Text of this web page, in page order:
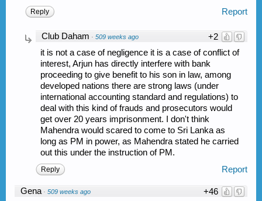
Report
Reply
+2
Club Daham · 509 weeks ago
it is not a case of negligence it is a case of conflict of
interest, Arjun has directly interfere with bank
proceeding to give benefit to his son in law, among
developed nations there are strong laws (under
international accounting standard and regulations) to
deal with this kind of frauds and prosecutors would
get over 20 years imprisonment. I don't think
Mahendra would scared to come to Sri Lanka as
long as PM in power, as Mahendra stated he carried
out this under the instruction of PM.
Report
Reply
+46
Gena · 509 weeks ago